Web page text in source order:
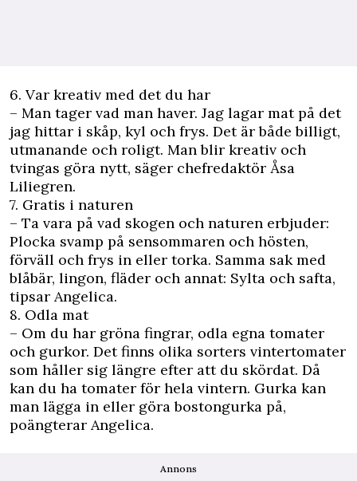
6. Var kreativ med det du har
– Man tager vad man haver. Jag lagar mat på det
jag hittar i skåp, kyl och frys. Det är både billigt,
utmanande och roligt. Man blir kreativ och
tvingas göra nytt, säger chefredaktör Åsa
Liliegren.
7. Gratis i naturen
– Ta vara på vad skogen och naturen erbjuder:
Plocka svamp på sensommaren och hösten,
förväll och frys in eller torka. Samma sak med
blåbär, lingon, fläder och annat: Sylta och safta,
tipsar Angelica.
8. Odla mat
– Om du har gröna fingrar, odla egna tomater
och gurkor. Det finns olika sorters vintertomater
som håller sig längre efter att du skördat. Då
kan du ha tomater för hela vintern. Gurka kan
man lägga in eller göra bostongurka på,
poängterar Angelica.
Annons